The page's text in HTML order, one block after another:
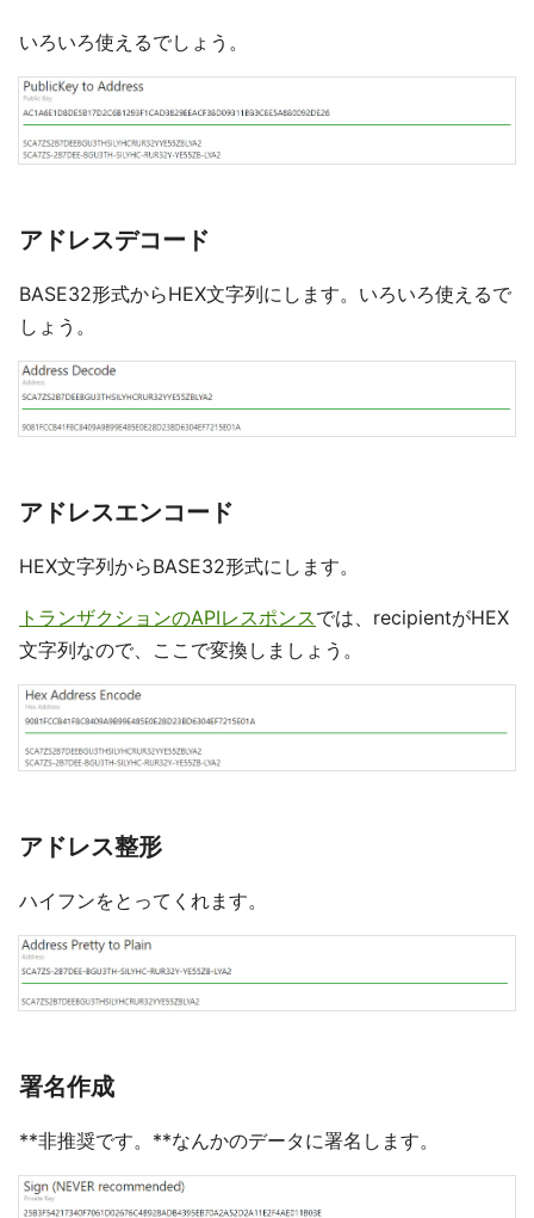
いろいろ使えるでしょう。
アドレスデコード
BASE32形式からHEX文字列にします。いろいろ使えるで
しょう。
アドレスエンコード
HEX文字列からBASE32形式にします。
トランザクションのAPIレスポンスでは、recipientがHEX
文字列なので、ここで変換しましょう。
アドレス整形
ハイフンをとってくれます。
署名作成
**非推奨です。**なんかのデータに署名します。